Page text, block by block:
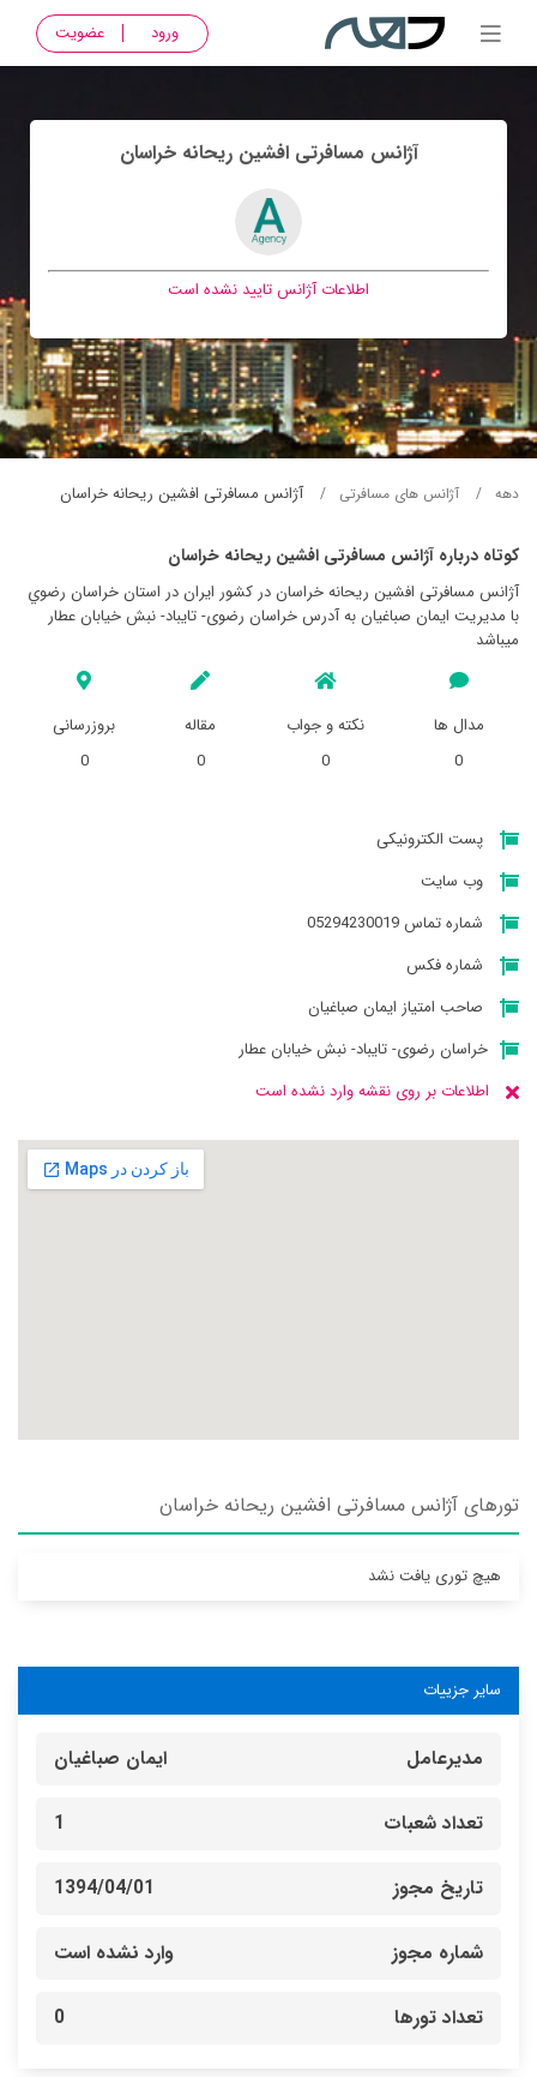
ورود عضویت
آژانس مسافرتی افشين ريحانه خراسان
اطلاعات آژانس تایید نشده است
دهه آژانس های مسافرتی آژانس مسافرتی افشين ريحانه خراسان
کوتاه درباره آژانس مسافرتی افشين ريحانه خراسان
آژانس مسافرتی افشين ريحانه خراسان در کشور ایران در استان خراسان رضوي
با مدیریت ایمان صباغیان به آدرس خراسان رضوی- تایباد- نبش خیابان عطار
میباشد
مدال ها
0
نکته و جواب
0
مقاله
0
بروزرسانی
0
پست الکترونیکی
وب سایت
شماره تماس 05294230019
شماره فکس
صاحب امتیاز ایمان صباغیان
خراسان رضوی- تایباد- نبش خیابان عطار
اطلاعات بر روی نقشه وارد نشده است
تورهای آژانس مسافرتی افشين ريحانه خراسان
هیچ توری یافت نشد
سایر جزییات
مدیرعامل ایمان صباغیان
تعداد شعبات 1
تاریخ مجوز 1394/04/01
شماره مجوز وارد نشده است
تعداد تورها 0